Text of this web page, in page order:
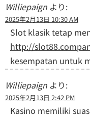
Williepaign より:
2025年2月13日 10:30 AM
Slot klasik tetap
http://
kesempatan untuk
Williepaign より:
2025年2月13日 2:42 PM
Kasino memiliki